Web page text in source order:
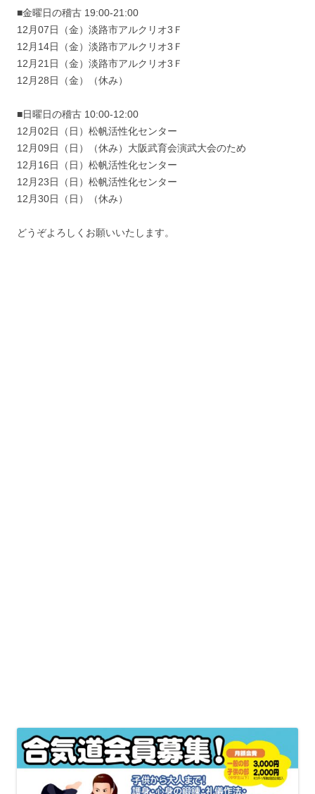
■金曜日の稽古 19:00-21:00
12月07日（金）淡路市アルクリオ3Ｆ
12月14日（金）淡路市アルクリオ3Ｆ
12月21日（金）淡路市アルクリオ3Ｆ
12月28日（金）（休み）
■日曜日の稽古 10:00-12:00
12月02日（日）松帆活性化センター
12月09日（日）（休み）大阪武育会演武大会のため
12月16日（日）松帆活性化センター
12月23日（日）松帆活性化センター
12月30日（日）（休み）
どうぞよろしくお願いいたします。